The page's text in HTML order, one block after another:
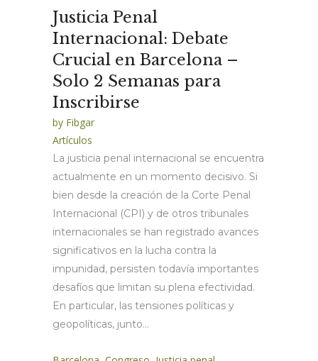
Justicia Penal
Internacional: Debate
Crucial en Barcelona –
Solo 2 Semanas para
Inscribirse
by Fibgar
Artículos
La justicia penal internacional se encuentra
actualmente en un momento decisivo. Si
bien desde la creación de la Corte Penal
Internacional (CPI) y de otros tribunales
internacionales se han registrado avances
significativos en la lucha contra la
impunidad, persisten todavía importantes
desafíos que limitan su plena efectividad.
En particular, las tensiones políticas y
geopolíticas, junto...